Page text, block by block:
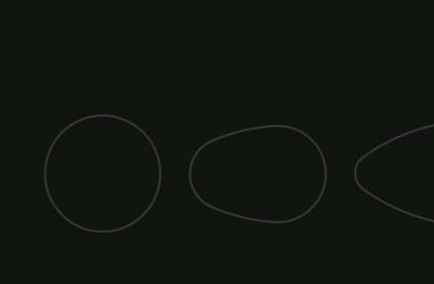
Miroir (classic) Miroir (club) Miroir (sport)